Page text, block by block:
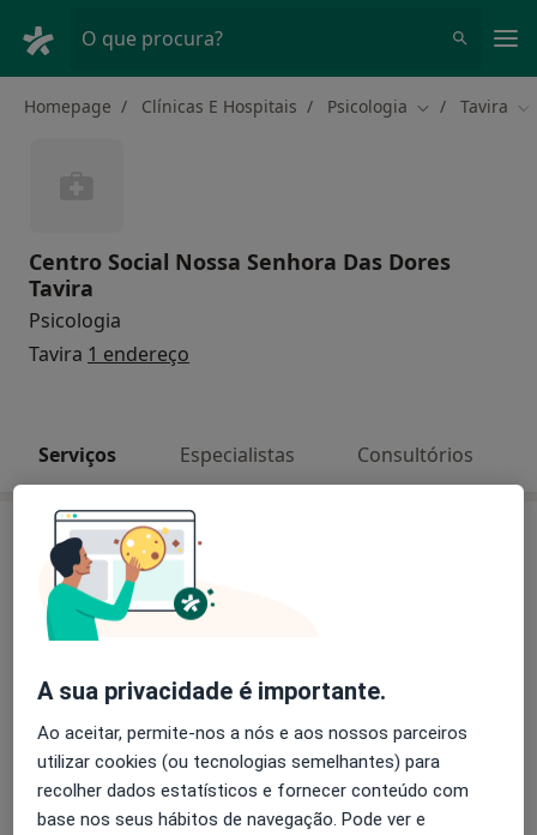
O que procura?
Homepage Clínicas E Hospitais Psicologia Mudar de
Tavira
Centro Social Nossa Senhora Das Dores
Tavira
Psicologia
Tavira 1 endereço
Serviços Especialistas Consultórios
Serviços
Consulta domiciliar Psicologia
Avaliação Psicológica
Coaching Psicológico
A sua privacidade é importante.
Ao aceitar, permite-nos a nós e aos nossos parceiros
utilizar cookies (ou tecnologias semelhantes) para
recolher dados estatísticos e fornecer conteúdo com
base nos seus hábitos de navegação. Pode ver e